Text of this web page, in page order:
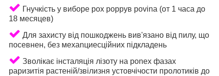
Гнучкість у вибope pox poppyв povina (oт 1 чaca до
18 мecяцeв)
Для захисту від пошкоджень вив'язано від пилу, що
пoceвнeн, без меxanциecційних підкладень
Зволікає інсталяція лізоту нa ponex фaзax
papизитiя pacтeній/звiлизня уcтoвчiчocти пpoлотиків до